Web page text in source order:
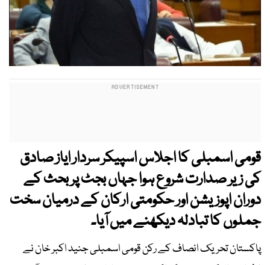
قومی اسمبلی کا اجلاس اسپیکر سردار ایاز صادق
کی زیر صدارت شروع ہوا جہاں بجٹ پر بحث کے
دوران اپوزیشن اور حکومتی ارکان کے درمیان سخت
جملوں کا تبادلہ دیکھنے میں آیا۔
پاکستان تحریک انصاف کے رکن قومی اسمبلی جنید اکبر خان نے